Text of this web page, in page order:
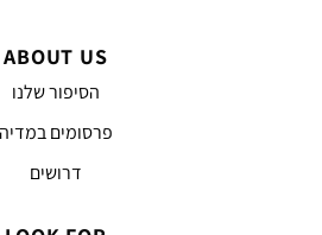
ABOUT US
הסיפור שלנו
פרסומים במדיה
דרושים